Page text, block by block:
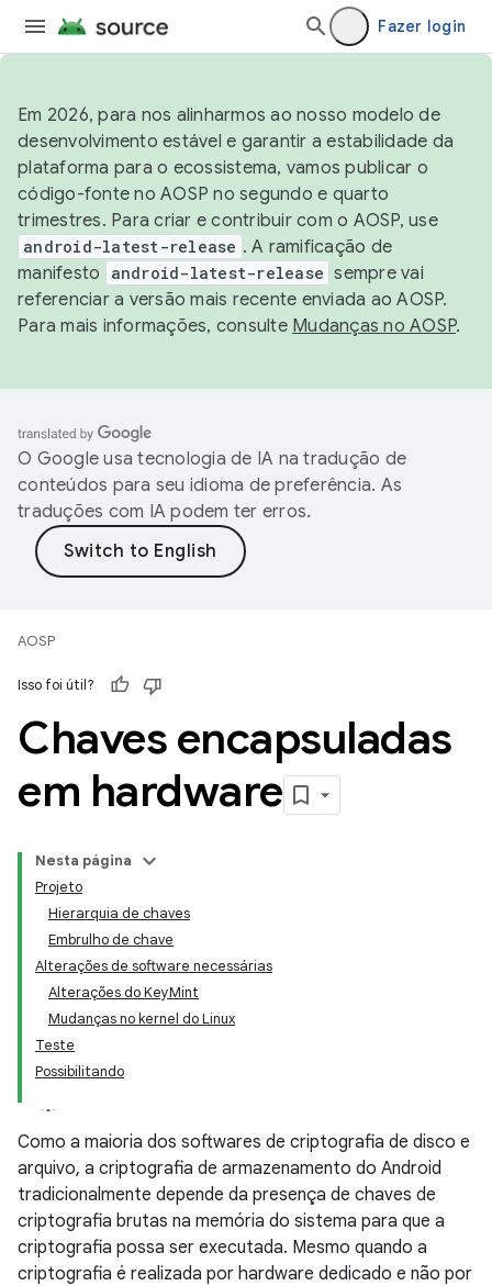
Fazer login
Em 2026, para nos alinharmos ao nosso modelo de
desenvolvimento estável e garantir a estabilidade da
plataforma para o ecossistema, vamos publicar o
código-fonte no AOSP no segundo e quarto
trimestres. Para criar e contribuir com o AOSP, use
android-latest-release . A ramificação de
manifesto
android-latest-release sempre vai
referenciar a versão mais recente enviada ao AOSP.
Para mais informações, consulte Mudanças no AOSP.
O Google usa tecnologia de IA na tradução de
conteúdos para seu idioma de preferência. As
traduções com IA podem ter erros.
AOSP
Isso foi útil?
Chaves encapsuladas
em hardware
Nesta página
Projeto
Hierarquia de chaves
Embrulho de chave
Alterações de software necessárias
Alterações do KeyMint
Mudanças no kernel do Linux
Teste
Possibilitando
Como a maioria dos softwares de criptografia de disco e
arquivo, a criptografia de armazenamento do Android
tradicionalmente depende da presença de chaves de
criptografia brutas na memória do sistema para que a
criptografia possa ser executada. Mesmo quando a
criptografia é realizada por hardware dedicado e não por